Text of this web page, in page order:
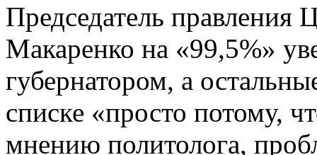
Председатель правления
Макаренко на «99,5%»
губернатором, а
списке «просто потому,
мнению политолога,